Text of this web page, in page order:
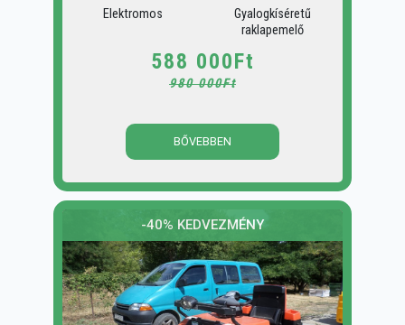
Elektromos
Gyalogkíséretű
raklapemelő
588 000Ft
980 000Ft
BŐVEBBEN
-40% KEDVEZMÉNY